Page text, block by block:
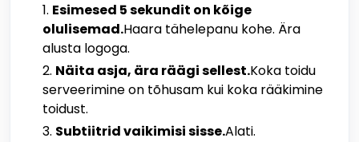
Esimesed 5 sekundit on kõige
olulisemad.Haara tähelepanu kohe. Ära
alusta logoga.
Näita asja, ära räägi sellest.Koka toidu
serveerimine on tõhusam kui koka rääkimine
toidust.
Subtiitrid vaikimisi sisse.Alati.